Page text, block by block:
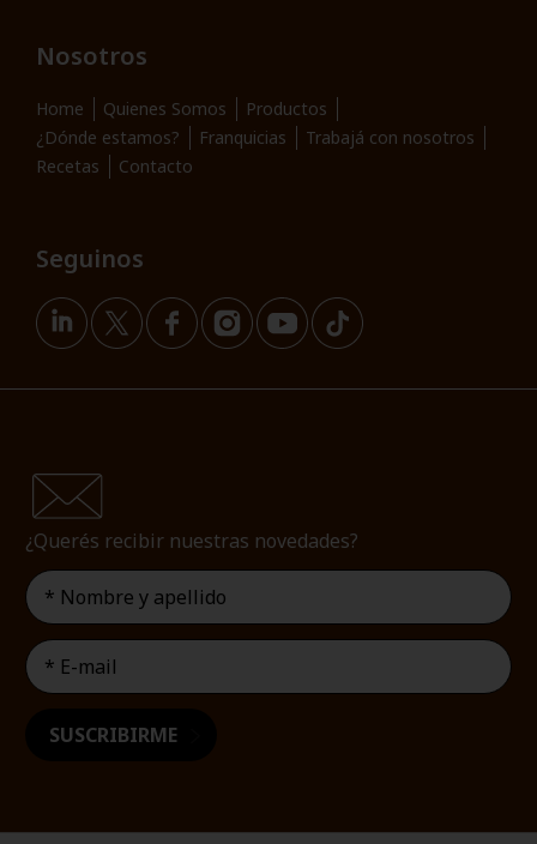
Nosotros
Home Quienes Somos
Productos
¿Dónde estamos?
Franquicias
Trabajá con nosotros
Recetas
Contacto
Seguinos
¿Querés recibir nuestras novedades?